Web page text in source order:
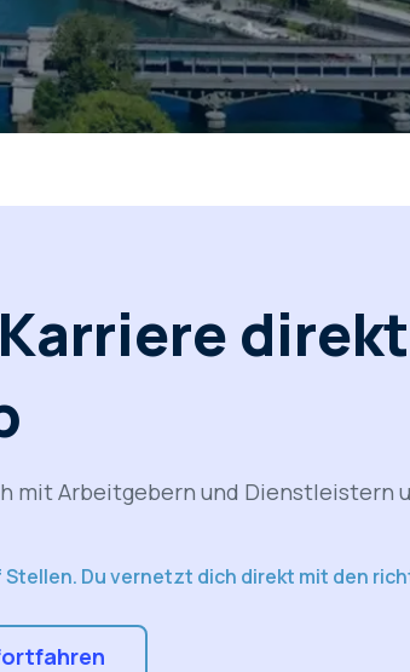
mit Arbeitgebern und Dienstleistern
Du vernetzt dich direkt mit den